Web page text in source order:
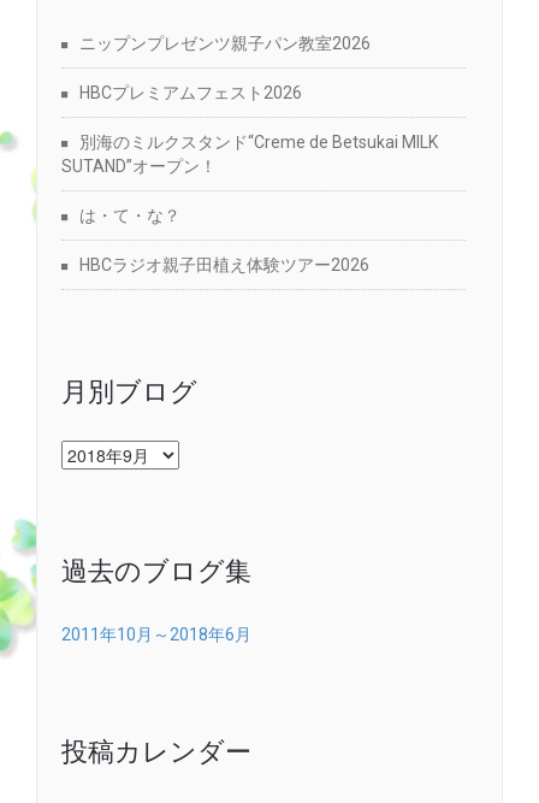
ニップンプレゼンツ親子パン教室2026
HBCプレミアムフェスト2026
別海のミルクスタンド“Creme de Betsukai MILK
SUTAND”オープン！
は・て・な？
HBCラジオ親子田植え体験ツアー2026
月別ブログ
月
別
過去のブログ集
2011年10月～2018年6月
投稿カレンダー